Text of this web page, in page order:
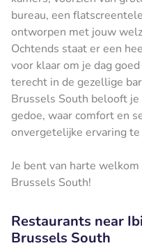
bureau, een
ontworpen met jouw
Ochtends staat er een
voor klaar om je dag
terecht in de gezellige
Brussels South belooft
gedoe, waar comfort en
onvergetelijke ervaring te
Je bent van harte
Brussels South!
Restaurants near
Brussels South